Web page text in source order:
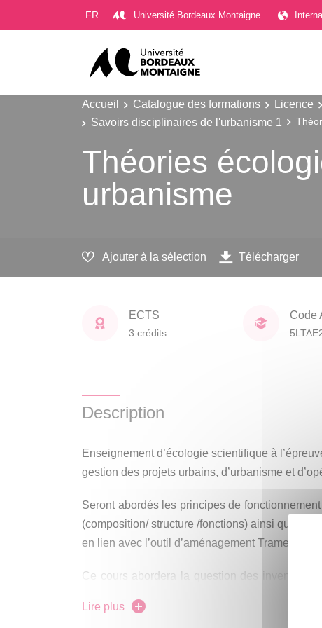
FR Université Bordeaux Montaigne
Accueil Catalogue des formations Licence
Savoirs disciplinaires de l'urbanisme 1
Théories
urbanisme
Ajouter à la sélection Télécharger
ECTS
3 crédits
Code
Description
Enseignement d’écologie scientifique à
gestion des projets urbains, d’urbanisme et
Seront abordés les principes de
(composition/ structure /fonctions) ainsi que les
en lien avec l’outil d’aménagement Trame Verte
Ce cours abordera la question des
Réduire - Compenser (ERC) et du Zéro
Lire plus